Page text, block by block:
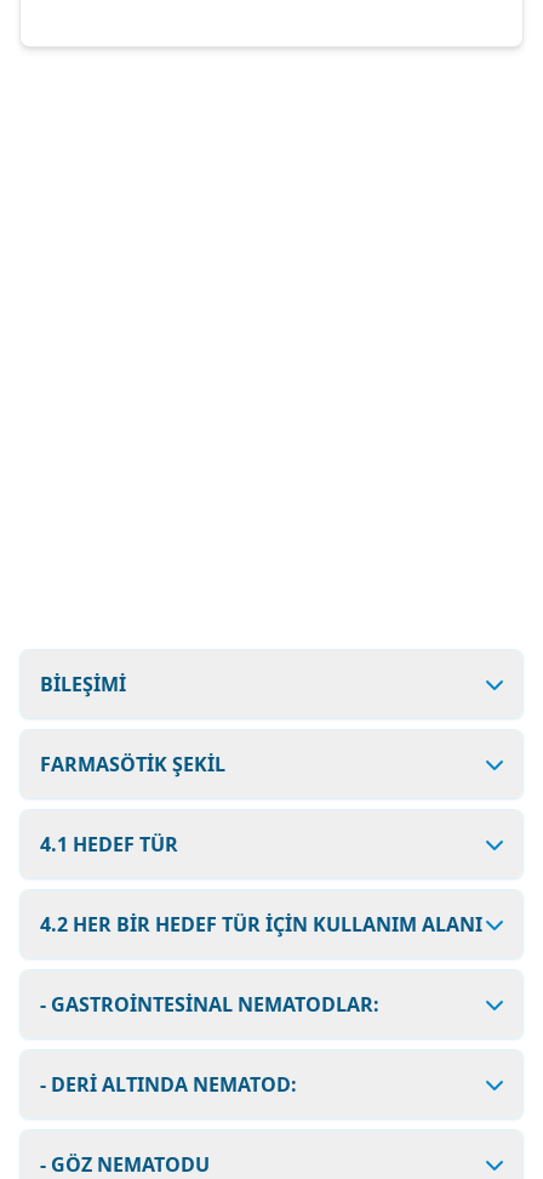
BİLEŞİMİ
FARMASÖTİK ŞEKİL
4.1 HEDEF TÜR
4.2 HER BİR HEDEF TÜR İÇİN KULLANIM ALANI
- GASTROİNTESİNAL NEMATODLAR:
- DERİ ALTINDA NEMATOD:
- GÖZ NEMATODU